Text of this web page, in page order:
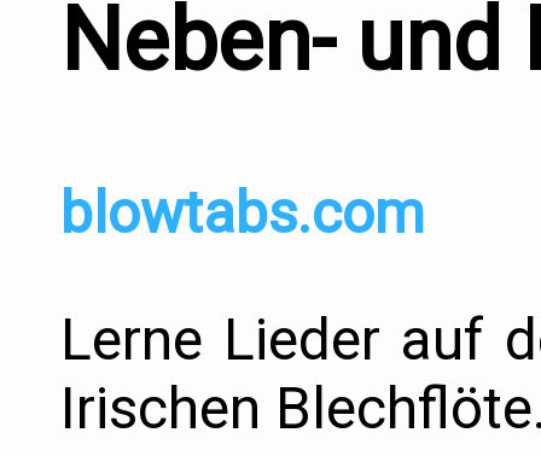
Neben-
blowtabs.com
Lerne Lieder auf
Irischen